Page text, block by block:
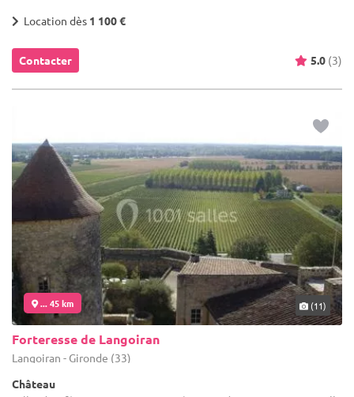
Location dès 1 100 €
Contacter 5.0 (3)
... 45 km (11)
Forteresse de Langoiran
Langoiran - Gironde (33)
Château